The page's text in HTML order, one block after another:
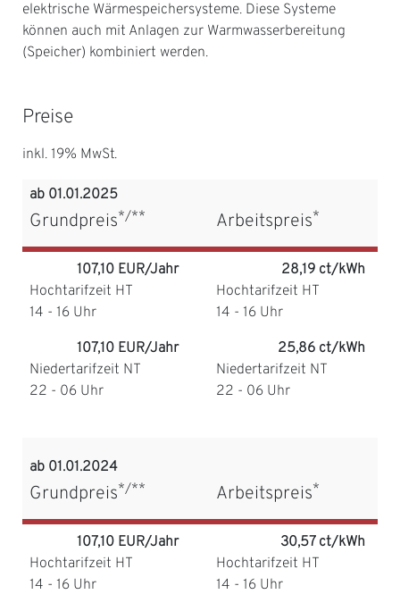
elektrische Wärmespeichersysteme. Diese Systeme
können auch mit Anlagen zur Warmwasserbereitung
(Speicher) kombiniert werden.
Preise
inkl. 19% MwSt.
ab 01.01.2025
Grundpreis*/** Arbeitspreis*
107,10 EUR/Jahr
Hochtarifzeit HT
14 - 16 Uhr
107,10 EUR/Jahr
Niedertarifzeit NT
22 - 06 Uhr
28,19 ct/kWh
Hochtarifzeit HT
14 - 16 Uhr
25,86 ct/kWh
Niedertarifzeit NT
22 - 06 Uhr
ab 01.01.2024
Grundpreis*/** Arbeitspreis*
107,10 EUR/Jahr
Hochtarifzeit HT
14 - 16 Uhr
30,57 ct/kWh
Hochtarifzeit HT
14 - 16 Uhr